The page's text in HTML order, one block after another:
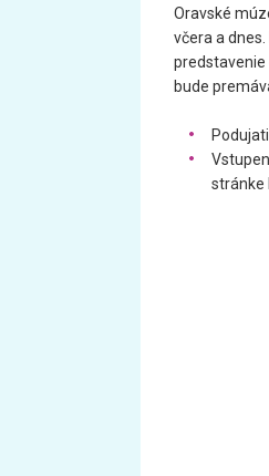
Oravské
včera a
predstavenie
bude
stránke